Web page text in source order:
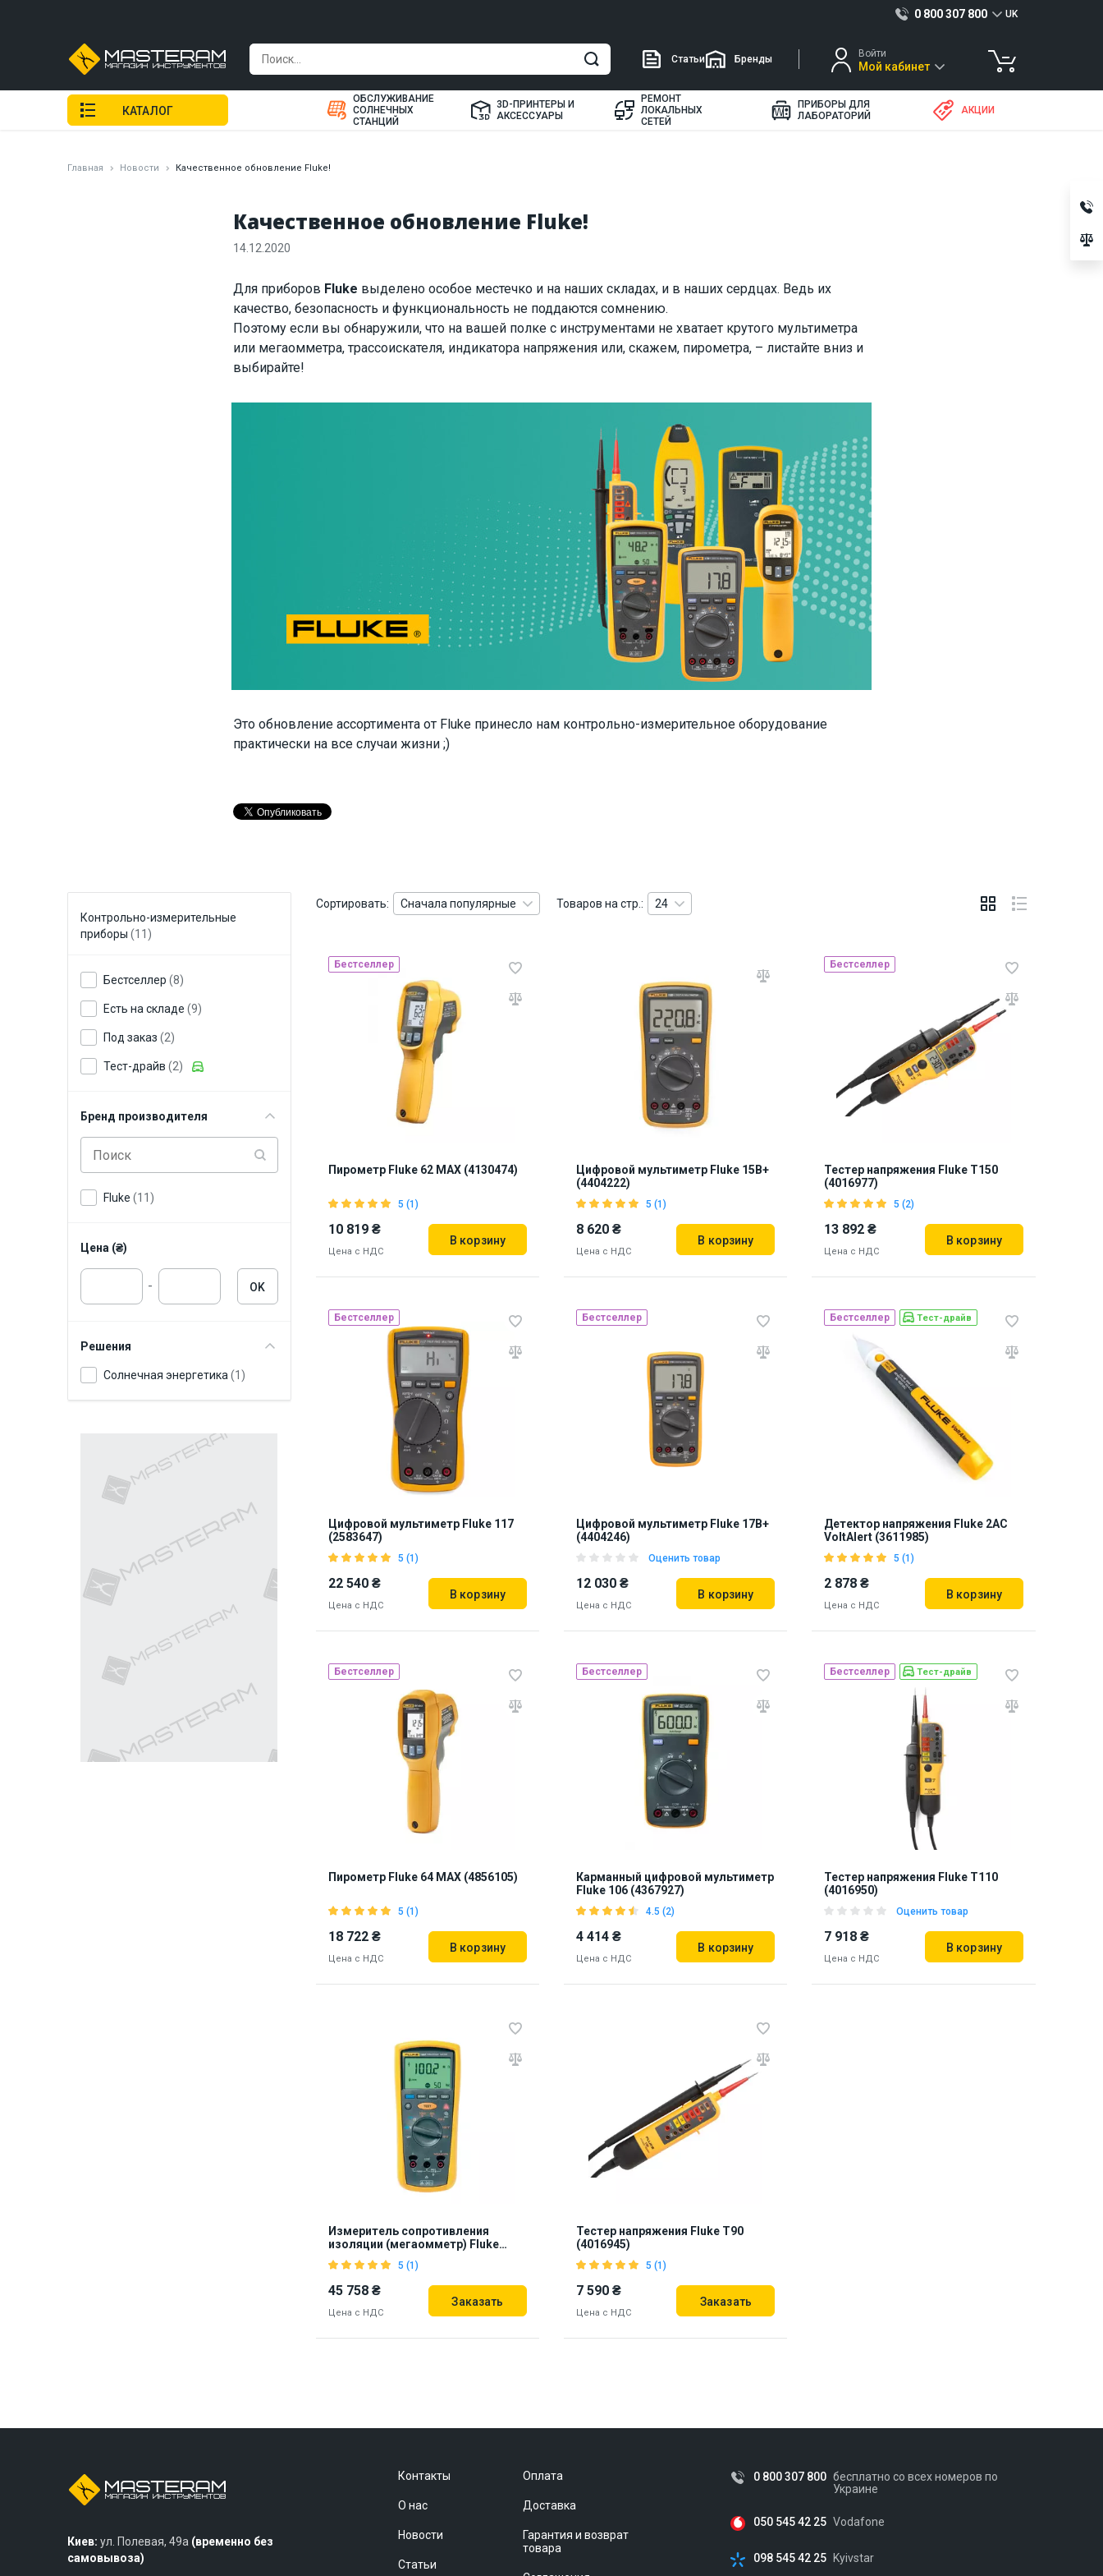
Качественное обновление Fluke!
Главная Новости Качественное обновление Fluke!
14.12.2020
Для приборов Fluke выделено особое местечко и на наших складах, и в наших сердцах. Ведь их
качество, безопасность и функциональность не поддаются сомнению.
Поэтому если вы обнаружили, что на вашей полке с инструментами не хватает крутого мультиметра
или мегаомметра, трассоискателя, индикатора напряжения или, скажем, пирометра, – листайте вниз и
выбирайте!
Это обновление ассортимента от Fluke принесло нам контрольно-измерительное оборудование
практически на все случаи жизни ;)
Сортировать: Сначала популярные Товаров на стр.: 24
Бестселлер
Пирометр Fluke 62 MAX (4130474)
5 (1)
10 819 ₴
Цена с НДС
В корзину
Бренд из США
Наличие на складе: Львов
Цифровой мультиметр Fluke 15B+
(4404222)
5 (1)
8 620 ₴
Цена с НДС
В корзину
Бренд из США
Наличие на складе: Львов
Бестселлер
Тестер напряжения Fluke T150
(4016977)
5 (2)
13 892 ₴
Цена с НДС
В корзину
Бренд из США
Наличие на складе: Львов
Бестселлер
Цифровой мультиметр Fluke 117
(2583647)
5 (1)
22 540 ₴
Цена с НДС
В корзину
Бренд из США
Наличие на складе: Львов
Бестселлер
Цифровой мультиметр Fluke 17B+
(4404246)
Оценить товар
12 030 ₴
Цена с НДС
В корзину
Бренд из США
Наличие на складе: Львов
Бестселлер Тест-драйв
Детектор напряжения Fluke 2AC
VoltAlert (3611985)
5 (1)
2 878 ₴
Цена с НДС
В корзину
Бренд из США
Львов
Бестселлер
Пирометр Fluke 64 MAX (4856105)
5 (1)
18 722 ₴
Цена с НДС
В корзину
Бренд из США
Наличие на складе: Львов
Бестселлер
Карманный цифровой мультиметр
Fluke 106 (4367927)
4.5 (2)
4 414 ₴
Цена с НДС
В корзину
Львов Днепр
Бестселлер Тест-драйв
Тестер напряжения Fluke T110
(4016950)
Оценить товар
7 918 ₴
Цена с НДС
В корзину
Измеритель сопротивления
изоляции (мегаомметр) Fluke
1507 (2427890)
5 (1)
45 758 ₴
Цена с НДС
Заказать
Тестер напряжения Fluke T90
(4016945)
5 (1)
7 590 ₴
Цена с НДС
Заказать
Бренд из США
Контрольно-измерительные
приборы (11)
Бестселлер (8)
Есть на складе (9)
Под заказ (2)
Тест-драйв (2)
Бренд производителя
Fluke (11)
Цена (₴)
- OK
Решения
Солнечная энергетика (1)
0 800 307 800 UK
Статьи Бренды Войти
Мой кабинет
КАТАЛОГ
ОБСЛУЖИВАНИЕ
СОЛНЕЧНЫХ
СТАНЦИЙ
3D-ПРИНТЕРЫ И
АКСЕССУАРЫ
РЕМОНТ
ЛОКАЛЬНЫХ
СЕТЕЙ
ПРИБОРЫ ДЛЯ
ЛАБОРАТОРИЙ
АКЦИИ
Киев: ул. Полевая, 49а (временно без
самовывоза)
Контакты
О нас
Новости
Статьи
Оплата
Доставка
Гарантия и возврат
товара
0 800 307 800 бесплатно со всех номеров по
Украине
050 545 42 25 Vodafone
098 545 42 25 Kyivstar